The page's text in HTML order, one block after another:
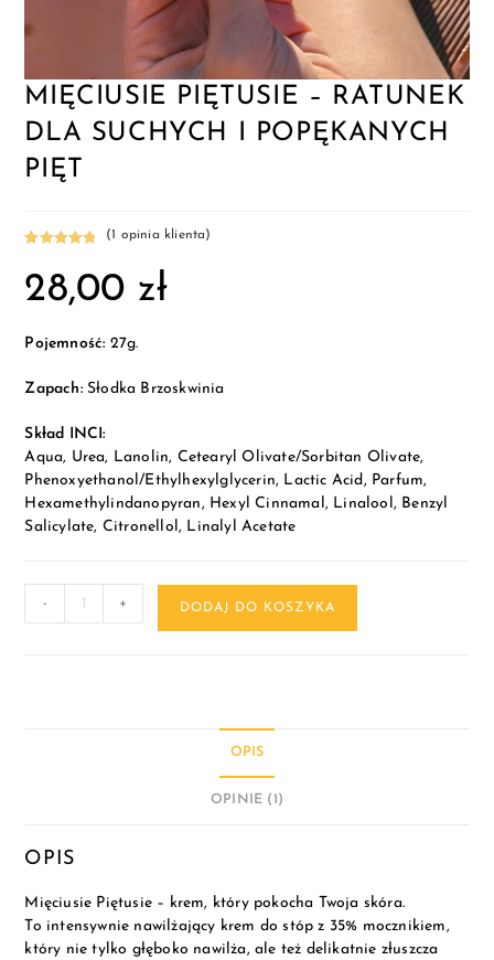
MIĘCIUSIE PIĘTUSIE – RATUNEK
DLA SUCHYCH I POPĘKANYCH
PIĘT
5.00 na 5 na
podstawie
klienta
(1 opinia klienta)
28,00 zł
Pojemność: 27g.
Zapach:Słodka Brzoskwinia
Skład INCI:
Aqua, Urea, Lanolin, Cetearyl Olivate/Sorbitan Olivate,
Phenoxyethanol/Ethylhexylglycerin, Lactic Acid, Parfum,
Hexamethylindanopyran, Hexyl Cinnamal, Linalool, Benzyl
Salicylate, Citronellol, Linalyl Acetate
- + DODAJ DO KOSZYKA
OPIS
OPINIE (1)
OPIS
Mięciusie Piętusie – krem, który pokocha Twoja skóra.
To intensywnie nawilżający krem do stóp z 35% mocznikiem,
który nie tylko głęboko nawilża, ale też delikatnie złuszcza